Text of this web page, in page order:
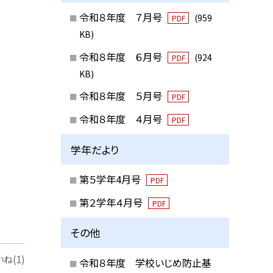
ね(1)
令和８年度 ７月号 PDF
(959
KB)
令和８年度 ６月号 PDF
(924
KB)
令和８年度 ５月号 PDF
令和８年度 ４月号 PDF
学年だより
第５学年4月号 PDF
第２学年４月号 PDF
その他
令和８年度 学校いじめ防止基